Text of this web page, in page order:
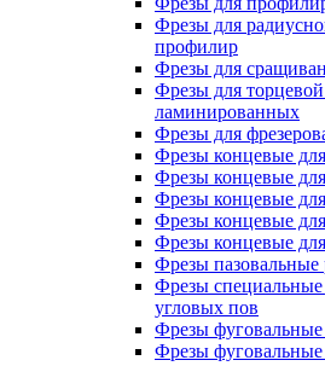
Фрезы для
профилир
Фрезы для
Фрезы для
ламинированных
Фрезы для
Фрезы концевые
Фрезы концевые
Фрезы концевые
Фрезы концевые
Фрезы концевые
Фрезы пазовальные
Фрезы
угловых пов
Фрезы
Фрезы